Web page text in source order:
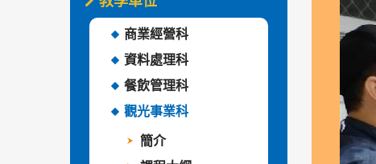
商業經營科
資料處理科
餐飲管理科
觀光事業科
簡介